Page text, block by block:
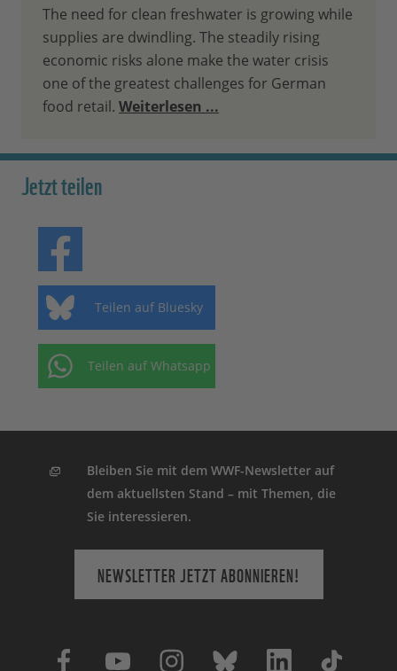
The need for clean freshwater is growing while
supplies are dwindling. The steadily rising
economic risks alone make the water crisis
one of the greatest challenges for German
food retail. Weiterlesen ...
Jetzt teilen
Teilen auf Bluesky
Teilen auf Whatsapp
Bleiben Sie mit dem WWF-Newsletter auf
dem aktuellsten Stand – mit Themen, die
Sie interessieren.
NEWSLETTER JETZT ABONNIEREN!